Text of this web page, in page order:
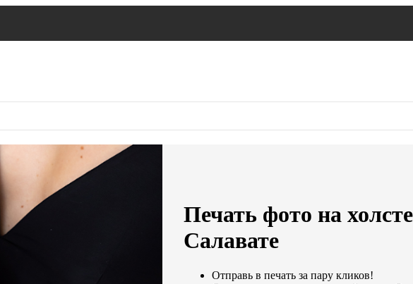
Печать фото на
Салавате
Отправь в печать за пару кликов!